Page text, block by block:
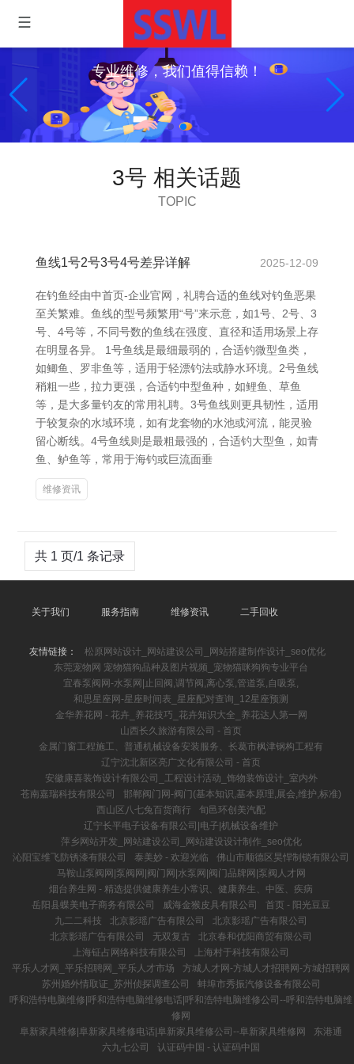
专业维修，我们值得信赖！
3号 相关话题
TOPIC
鱼线1号2号3号4号差异详解 2025-12-09
在钓鱼经由中首页-企业官网，礼聘合适的鱼线对钓鱼恶果
至关繁难。鱼线的型号频繁用“号”来示意，如1号、2号、3
号、4号等，不同号数的鱼线在强度、直径和适用场景上存
在明显各异。 1号鱼线是最细最弱的，合适钓微型鱼类，
如鲫鱼、罗非鱼等，适用于轻漂钓法或静水环境。2号鱼线
稍粗一些，拉力更强，合适钓中型鱼种，如鲤鱼、草鱼
等，是大多量钓友的常用礼聘。3号鱼线则更具韧性，适用
于较复杂的水域环境，如有龙套物的水池或河流，能灵验
留心断线。4号鱼线则是最粗最强的，合适钓大型鱼，如青
鱼、鲈鱼等，常用于海钓或巨流面垂
维修资讯
共 1 页/1 条记录
关于我们 服务指南 维修资讯 二手回收
友情链接：
松原网站设计_网站建设公司_网站搭建制作设计_seo优化
东莞宠物网 宠物猫狗品种及图片视频_宠物猫咪狗狗专业平台
宜春泵阀网-水泵网|止回阀,调节阀,离心泵,管道泵,自吸泵,
和思星座网-星座时间表_星座配对查询_12星座预测
金华养花网 - 花卉_养花技巧_花卉知识大全_养花达人第一网
山西长久旅游有限公司 - 首页
金属门窗工程施工、普通机械设备安装服务、长葛市枫津钢构工程有
辽宁沈北新区亮广文化有限公司 - 首页
安徽康喜装饰设计有限公司_工程设计活动_饰物装饰设计_室内外
苍南嘉瑞科技有限公司
邯郸阀门网-阀门(基本知识,基本原理,展会,维护,标准)
西山区八七兔百货商行
旬邑环创美汽配
辽宁长平电子设备有限公司|电子|机械设备维护
萍乡网站开发_网站建设公司_网站建设设计制作_seo优化
沁阳宝维飞防锈漆有限公司
泰美妙 - 欢迎光临
佛山市顺德区昊悍制锁有限公司
马鞍山泵阀网|泵阀网|阀门网|水泵网|阀门品牌网|泵阀人才网
烟台养生网 - 精选提供健康养生小常识、健康养生、中医、疾病
岳阳县蝶美电子商务有限公司
威海金猴皮具有限公司
首页 - 阳光豆豆
九二二科技
北京影瑶广告有限公司
北京影瑶广告有限公司
北京影瑶广告有限公司
无双复古
北京春和优阳商贸有限公司
上海钲占网络科技有限公司
上海村于科技有限公司
平乐人才网_平乐招聘网_平乐人才市场
方城人才网-方城人才招聘网-方城招聘网
苏州婚外情取证_苏州侦探调查公司
蚌埠市秀振汽修设备有限公司
呼和浩特电脑维修|呼和浩特电脑维修电话|呼和浩特电脑维修公司--呼和浩特电脑维
修网
阜新家具维修|阜新家具维修电话|阜新家具维修公司--阜新家具维修网
东港通
六九七公司
认证码中国 - 认证码中国